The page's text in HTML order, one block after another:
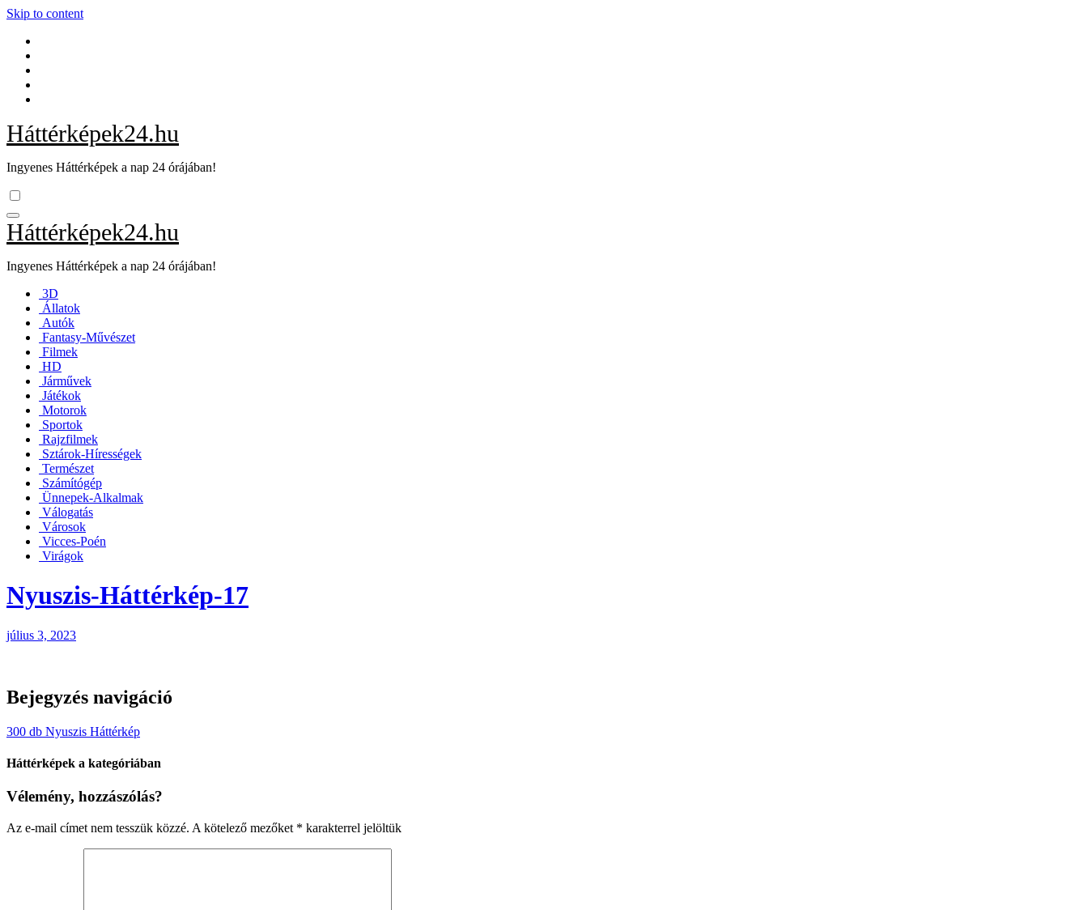
Skip to content
Háttérképek24.hu
Ingyenes Háttérképek a nap 24 órájában!
Háttérképek24.hu
Ingyenes Háttérképek a nap 24 órájában!
3D
Állatok
Autók
Fantasy-Művészet
Filmek
HD
Járművek
Játékok
Motorok
Sportok
Rajzfilmek
Sztárok-Hírességek
Természet
Számítógép
Ünnepek-Alkalmak
Válogatás
Városok
Vicces-Poén
Virágok
Nyuszis-Háttérkép-17
július 3, 2023
Bejegyzés navigáció
300 db Nyuszis Háttérkép
Háttérképek a kategóriában
Vélemény, hozzászólás?
Az e-mail címet nem tesszük közzé. A kötelező mezőket * karakterrel jelöltük